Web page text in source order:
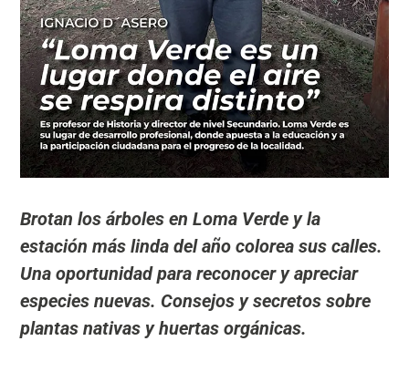
Brotan los árboles en Loma Verde y la
estación más linda del año colorea sus calles.
Una oportunidad para reconocer y apreciar
especies nuevas. Consejos y secretos sobre
plantas nativas y huertas orgánicas.